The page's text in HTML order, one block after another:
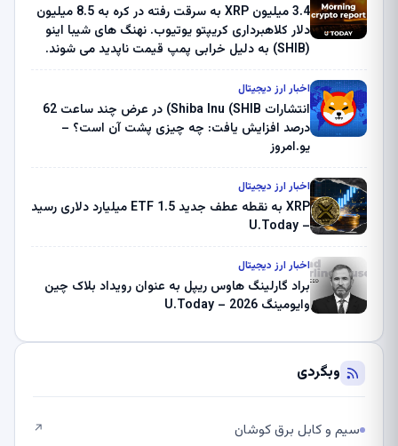
3.4 میلیون XRP به سرقت رفته در کره به 8.5 میلیون
دلار کلاهبرداری کریپتو یوتیوب. نهنگ های شیبا اینو
(SHIB) به دلیل خرابی پمپ قیمت ناپدید می شوند.
ثبت کرد – گزارش کریپتو صبح – U.Today
اخبار ارز دیجیتال
انتشارات Shiba Inu (SHIB) در عرض چند ساعت 62
درصد افزایش یافت: چه چیزی پشت آن است؟ –
یو.امروز
اخبار ارز دیجیتال
XRP به نقطه عطف جدید ETF 1.5 میلیارد دلاری رسید
– U.Today
اخبار ارز دیجیتال
براد گارلینگ هاوس ریپل به عنوان رویداد بلاک چین
وایومینگ 2026 – U.Today
وبگردی
سیم و کابل برق کوشان ↗